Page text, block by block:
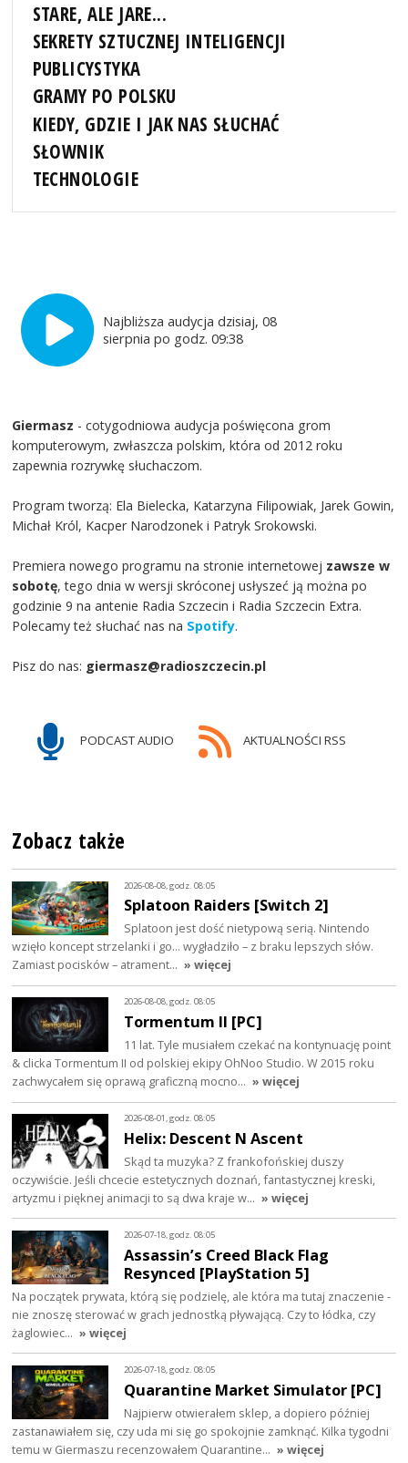
STARE, ALE JARE...
SEKRETY SZTUCZNEJ INTELIGENCJI
PUBLICYSTYKA
GRAMY PO POLSKU
KIEDY, GDZIE I JAK NAS SŁUCHAĆ
SŁOWNIK
TECHNOLOGIE
Najbliższa audycja dzisiaj, 08
sierpnia po godz. 09:38
Giermasz - cotygodniowa audycja poświęcona grom
komputerowym, zwłaszcza polskim, która od 2012 roku
zapewnia rozrywkę słuchaczom.
Program tworzą: Ela Bielecka, Katarzyna Filipowiak, Jarek Gowin,
Michał Król, Kacper Narodzonek i Patryk Srokowski.
Premiera nowego programu na stronie internetowej zawsze w
sobotę, tego dnia w wersji skróconej usłyszeć ją można po
godzinie 9 na antenie Radia Szczecin i Radia Szczecin Extra.
Polecamy też słuchać nas na Spotify.
Pisz do nas: giermasz@radioszczecin.pl
PODCAST AUDIO AKTUALNOŚCI RSS
Zobacz także
2026-08-08, godz. 08:05
Splatoon Raiders [Switch 2]
Splatoon jest dość nietypową serią. Nintendo
wzięło koncept strzelanki i go… wygładziło – z braku lepszych słów.
Zamiast pocisków – atrament… » więcej
2026-08-08, godz. 08:05
Tormentum II [PC]
11 lat. Tyle musiałem czekać na kontynuację point
& clicka Tormentum II od polskiej ekipy OhNoo Studio. W 2015 roku
zachwycałem się oprawą graficzną mocno… » więcej
2026-08-01, godz. 08:05
Helix: Descent N Ascent
Skąd ta muzyka? Z frankofońskiej duszy
oczywiście. Jeśli chcecie estetycznych doznań, fantastycznej kreski,
artyzmu i pięknej animacji to są dwa kraje w… » więcej
2026-07-18, godz. 08:05
Assassin’s Creed Black Flag
Resynced [PlayStation 5]
Na początek prywata, którą się podzielę, ale która ma tutaj znaczenie -
nie znoszę sterować w grach jednostką pływającą. Czy to łódka, czy
żaglowiec… » więcej
2026-07-18, godz. 08:05
Quarantine Market Simulator [PC]
Najpierw otwierałem sklep, a dopiero później
zastanawiałem się, czy uda mi się go spokojnie zamknąć. Kilka tygodni
temu w Giermaszu recenzowałem Quarantine… » więcej